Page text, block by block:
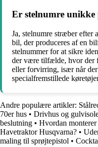
Er stelnumre
Ja, stelnumre stræber
bil, der produceres af en
stelnummer for at sikre
der være tilfælde, hvor der
eller forvirring, især når
specialfremstillede
Andre populære artikler:
70er hus • Drivhus og
beslutning • Hvordan
Havetraktor Husqvarna? •
maling til sprøjtepistol •